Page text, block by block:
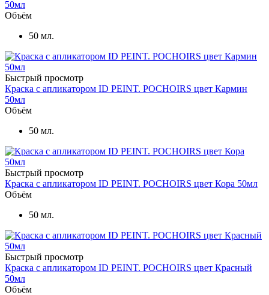
50мл
Объём
50 мл.
Быстрый просмотр
Краска с апликатором ID PEINT. POCHOIRS цвет Кармин
50мл
Объём
50 мл.
Быстрый просмотр
Краска с апликатором ID PEINT. POCHOIRS цвет Кора 50мл
Объём
50 мл.
Быстрый просмотр
Краска с апликатором ID PEINT. POCHOIRS цвет Красный
50мл
Объём